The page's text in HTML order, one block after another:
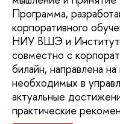
Программа,
корпоративного
НИУ ВШЭ и
совместно с
билайн, направлена
необходимых в
актуальные
практические